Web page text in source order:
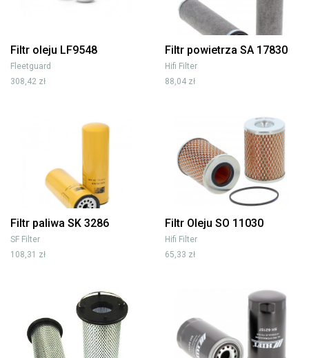
Filtr oleju LF9548
Fleetguard
308,42 zł
Filtr powietrza SA 17830
Hifi Filter
88,04 zł
Filtr paliwa SK 3286
SF Filter
108,31 zł
Filtr Oleju SO 11030
Hifi Filter
65,33 zł